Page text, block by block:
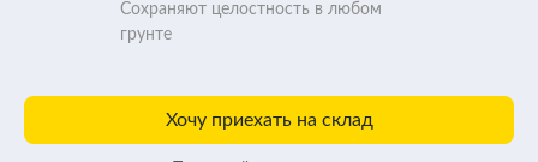
Сохраняют целостность в любом
грунте
Хочу приехать на склад